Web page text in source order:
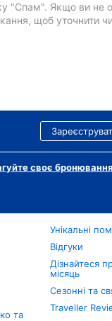
"Спам". Якщо ви не
щоб уточнити
своє
та
Унікальні
Відгуки
Дізнайтеся
місяць
Сезонні та
Traveller